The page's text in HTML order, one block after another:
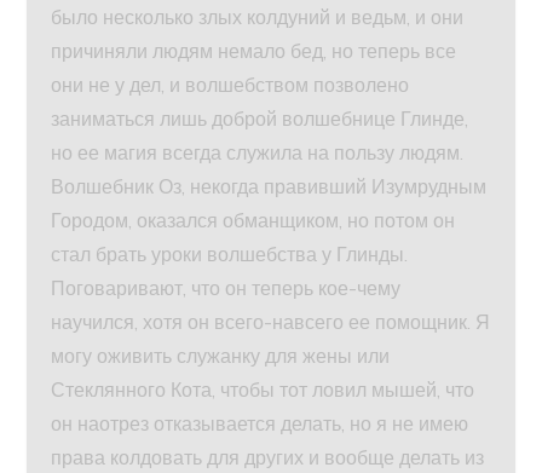
было несколько злых колдуний и ведьм, и они
причиняли людям немало бед, но теперь все
они не у дел, и волшебством позволено
заниматься лишь доброй волшебнице Глинде,
но ее магия всегда служила на пользу людям.
Волшебник Оз, некогда правивший Изумрудным
Городом, оказался обманщиком, но потом он
стал брать уроки волшебства у Глинды.
Поговаривают, что он теперь кое-чему
научился, хотя он всего-навсего ее помощник. Я
могу оживить служанку для жены или
Стеклянного Кота, чтобы тот ловил мышей, что
он наотрез отказывается делать, но я не имею
права колдовать для других и вообще делать из